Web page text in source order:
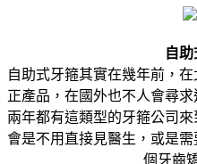
自
自助式牙箍其實在幾年前，
正產品，在國外也不人會尋
兩年都有這類型的牙箍公司
會是不用直接見醫生，或是
個牙齒